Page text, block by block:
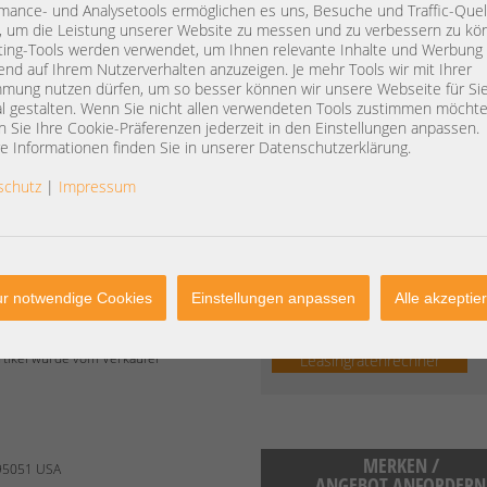
und Analysetools ermöglichen es uns, Besuche und Traffic-
um die Leistung unserer Website zu messen und zu verbessern zu
Tools werden verwendet, um Ihnen relevante Inhalte und Werbung
auf Ihrem Nutzerverhalten anzuzeigen. Je mehr Tools wir mit Ihrer
nutzen dürfen, um so besser können wir unsere Webseite für Sie
gestalten. Wenn Sie nicht allen verwendeten Tools zustimmen
Sie Ihre Cookie-Präferenzen jederzeit in den Einstellungen anpassen.
Informationen finden Sie in unserer Datenschutzerklärung.
| Impressum
notwendige Cookies Einstellungen anpassen Alle
wurde vom Verkäufer
USA
(standard)
Basispreis: 242,00 €
Komponenten: 0,00 €
Bequem leasen:
z.B. Leasingdauer 36 Monate:
Leasingratenrechner
MERKEN /